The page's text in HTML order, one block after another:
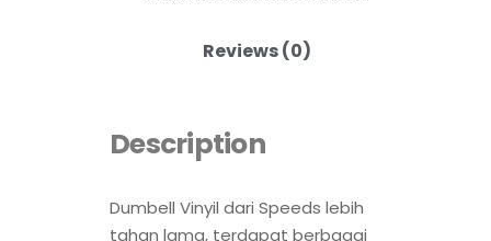
Reviews (0)
Description
Dumbell Vinyil dari Speeds lebih
tahan lama, terdapat berbagai